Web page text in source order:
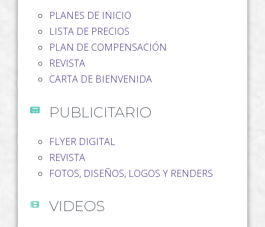
Perú
Puerto Rico
PLANES DE INICIO
LISTA DE PRECIOS
PLAN DE COMPENSACIÓN
REVISTA
CARTA DE BIENVENIDA
PUBLICITARIO
FLYER DIGITAL
REVISTA
FOTOS, DISEÑOS, LOGOS Y RENDERS
VIDEOS